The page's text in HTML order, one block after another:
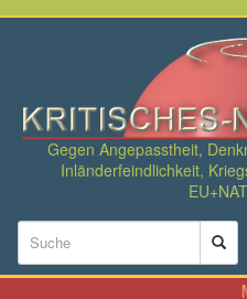
Direkt
Gegen Angepasstheit,
Inländerfeindlichkeit,
Suchformular
Suche